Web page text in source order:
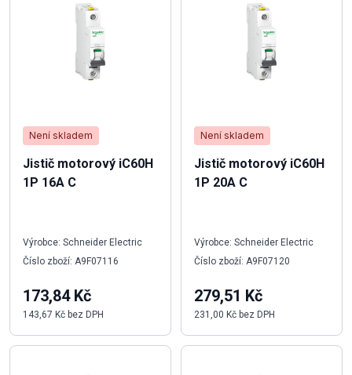
Není skladem
Jistič motorový iC60H
1P 16A C
Výrobce: Schneider Electric
Číslo zboží: A9F07116
173,84 Kč
143,67 Kč bez DPH
Není skladem
Jistič motorový iC60H
1P 20A C
Výrobce: Schneider Electric
Číslo zboží: A9F07120
279,51 Kč
231,00 Kč bez DPH